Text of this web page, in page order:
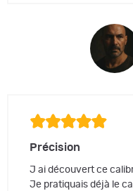
Précision
J ai découvert ce
Je pratiquais déjà le